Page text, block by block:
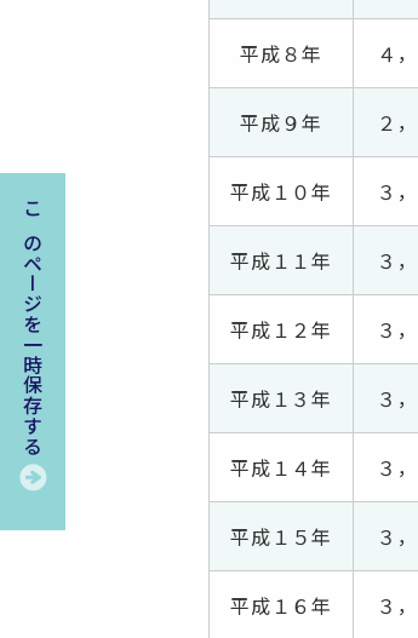
平成８年 ４
平成９年 ２
平成１０年 ３
平成１１年 ３
平成１２年 ３
平成１３年 ３
平成１４年 ３
平成１５年 ３
平成１６年 ３
このページを一時保存する